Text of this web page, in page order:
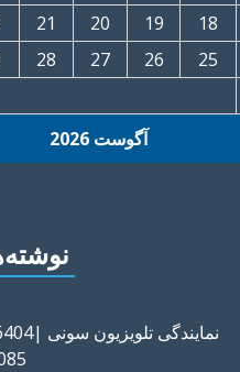
آگوست 2026
18
19
20
21
25
26
27
28